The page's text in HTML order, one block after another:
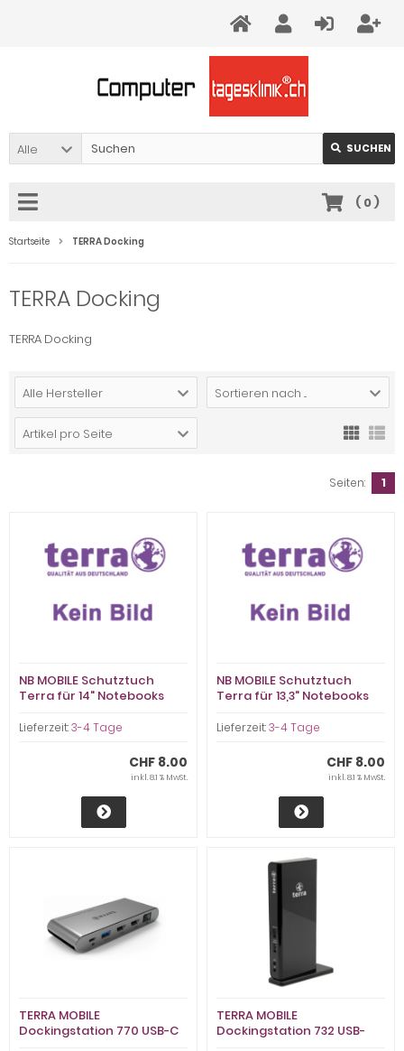
Alle SUCHEN
( 0)
Startseite TERRA Docking
TERRA Docking
TERRA Docking
Alle Hersteller Sortieren nach ...
Artikel pro Seite
Seiten: 1
NB MOBILE Schutztuch
Terra für 14" Notebooks
Lieferzeit:3-4 Tage
CHF 8.00
inkl. 8.1 % MwSt.
NB MOBILE Schutztuch
Terra für 13,3" Notebooks
Lieferzeit:3-4 Tage
CHF 8.00
inkl. 8.1 % MwSt.
TERRA MOBILE
Dockingstation 770 USB-C
TERRA MOBILE
Dockingstation 732 USB-